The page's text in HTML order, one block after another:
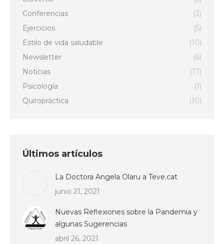
Conferencias
(3)
Ejercicios
(5)
Estilo de vida saludable
(10)
Newsletter
(6)
Noticias
(17)
Psicología
(1)
Quiropráctica
(10)
Últimos artículos
La Doctora Angela Olaru a Teve.cat
junio 21, 2021
Nuevas Reflexiones sobre la Pandemia y
algunas Sugerencias
abril 26, 2021